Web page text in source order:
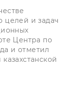
и задач
Центра по
и отметил